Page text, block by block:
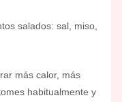
salados: sal, miso,
más calor, más
habitualmente y